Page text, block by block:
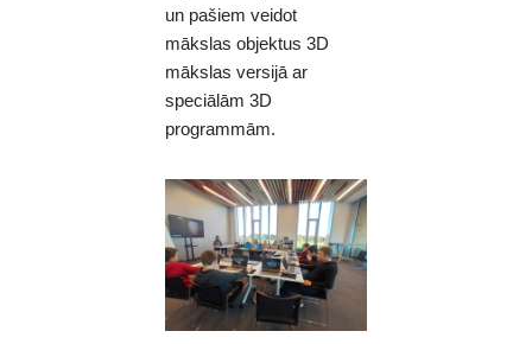
un pašiem veidot
mākslas objektus 3D
mākslas versijā ar
speciālām 3D
programmām.